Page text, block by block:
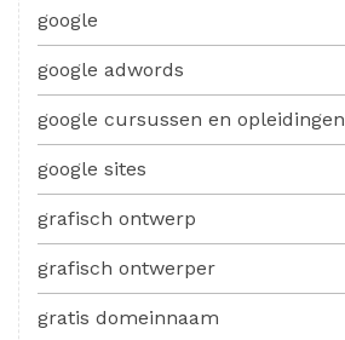
google
google adwords
google cursussen en opleidingen
google sites
grafisch ontwerp
grafisch ontwerper
gratis domeinnaam